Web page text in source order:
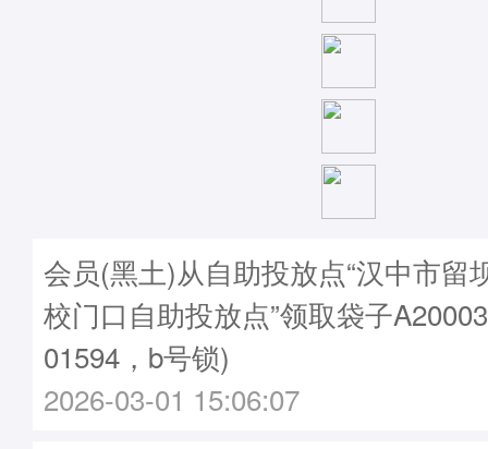
会员(黑土)从自助投放点“汉中市留
校门口自助投放点”领取袋子
01594，b号锁)
2026-03-01 15:06:07